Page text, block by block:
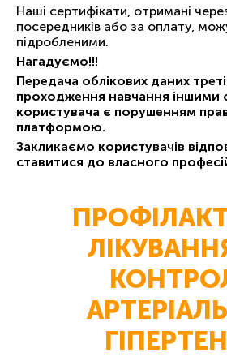
Наші сертифікати, отримані
посередників або за оплату,
підробленими.
Нагадуємо!!!
Передача облікових даних
проходження навчання іншими
користувача є порушенням
платформою.
Закликаємо користувачів
ставитися до власного